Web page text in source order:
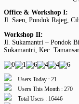
Office & Workshop I:
Jl. Saen, Pondok Rajeg,
Workshop II:
Jl. Sukamantri – Pondok
Sukamantri, Kec.
Users Today : 21
Users This Month : 270
Total Users : 16446